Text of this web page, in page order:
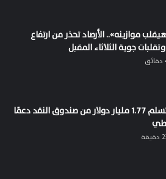
موازينه».. الأرصاد تحذر من ارتفاع
وتقلبات جوية الثلاثاء المقبل
مصر تتسلم 1.77 مليار دولار من صندوق النقد دعمًا